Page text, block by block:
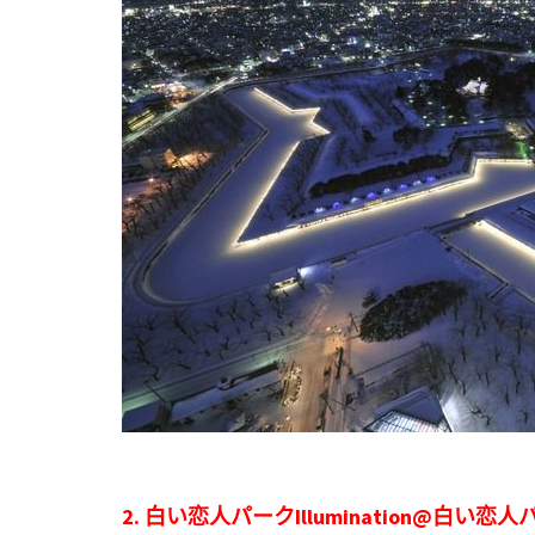
2. 白い恋人パークIllumination@白い恋人